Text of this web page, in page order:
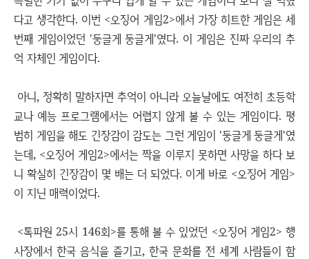
다고 생각한다. 이번 <오징어 게임2>에서 가장 히트한 게임은 세
번째 게임이었던 '둥글게 둥글게'였다. 이 게임은 진짜 우리의 추
억 자체인 게임이다.
아니, 정확히 말하자면 추억이 아니라 오늘날에도 여전히 초등학
교나 예능 프로그램에서는 어렵지 않게 볼 수 있는 게임이다. 평
범히 게임을 해도 긴장감이 감도는 그런 게임이 '둥글게 둥글게'였
는데, <오징어 게임2>에서는 짝을 이루지 못하면 사망을 하다 보
니 확실히 긴장감이 몇 배는 더 되었다. 이게 바로 <오징어 게임>
이 지닌 매력이었다.
<톡파원 25시 146회>를 통해 볼 수 있었던 <오징어 게임2> 행
사장에서 한국 음식을 즐기고, 한국 문화를 전 세계 사람들이 함